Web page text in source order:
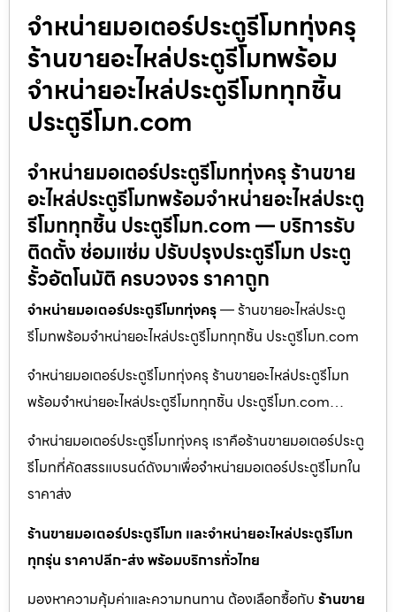
จำหน่ายมอเตอร์ประตูรีโมททุ่งครุ
ร้านขายอะไหล่ประตูรีโมทพร้อม
จำหน่ายอะไหล่ประตูรีโมททุกชิ้น
ประตูรีโมท.com
จำหน่ายมอเตอร์ประตูรีโมททุ่งครุ ร้านขาย
อะไหล่ประตูรีโมทพร้อมจำหน่ายอะไหล่ประตู
รีโมททุกชิ้น ประตูรีโมท.com — บริการรับ
ติดตั้ง ซ่อมแซ่ม ปรับปรุงประตูรีโมท ประตู
รั้วอัตโนมัติ ครบวงจร ราคาถูก
จำหน่ายมอเตอร์ประตูรีโมททุ่งครุ— ร้านขายอะไหล่ประตู
รีโมทพร้อมจำหน่ายอะไหล่ประตูรีโมททุกชิ้น ประตูรีโมท.com
จำหน่ายมอเตอร์ประตูรีโมททุ่งครุ ร้านขายอะไหล่ประตูรีโมท
พร้อมจำหน่ายอะไหล่ประตูรีโมททุกชิ้น ประตูรีโมท.com…
จำหน่ายมอเตอร์ประตูรีโมททุ่งครุ เราคือร้านขายมอเตอร์ประตู
รีโมทที่คัดสรรแบรนด์ดังมาเพื่อจำหน่ายมอเตอร์ประตูรีโมทใน
ราคาส่ง
ร้านขายมอเตอร์ประตูรีโมท และจำหน่ายอะไหล่ประตูรีโมท
ทุกรุ่น ราคาปลีก-ส่ง พร้อมบริการทั่วไทย
มองหาความคุ้มค่าและความทนทาน ต้องเลือกซื้อกับ ร้านขาย